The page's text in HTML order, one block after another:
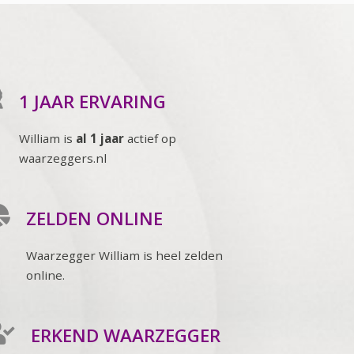
1 JAAR ERVARING
William is al 1 jaar actief op
waarzeggers.nl
ZELDEN ONLINE
Waarzegger William is heel zelden
online.
ERKEND WAARZEGGER